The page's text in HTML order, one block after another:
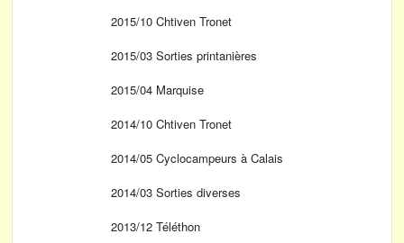
2015/10 Chtiven Tronet
2015/03 Sorties printanières
2015/04 Marquise
2014/10 Chtiven Tronet
2014/05 Cyclocampeurs à Calais
2014/03 Sorties diverses
2013/12 Téléthon